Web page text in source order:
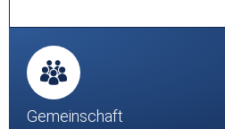
Gemeinschaft